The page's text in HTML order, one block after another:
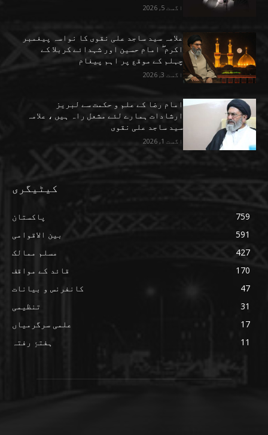
اگست 5, 2026
علامہ سید ساجد علی نقوی کا نواسہ پیغمبر
اکرم ۖ امام حسین اور شہدائے کربلا کے
چہلم کے موقع پر اہم پیغام
اگست 3, 2026
امام رضا کے علم و حکمت سے لبریز
ارشادات ہمارے لئے مشعل راہ ہیں ، علامہ
سید ساجد علی نقوی
اگست 1, 2026
کیٹیگری
پاکستان
759
بین الاقوامی
591
مسلم ممالک
427
قائد کے مواقف
170
کانفرنس و بیانات
47
تنظیمی
31
علمی سرگرمیاں
17
ہفتۂِ رفتہ
11